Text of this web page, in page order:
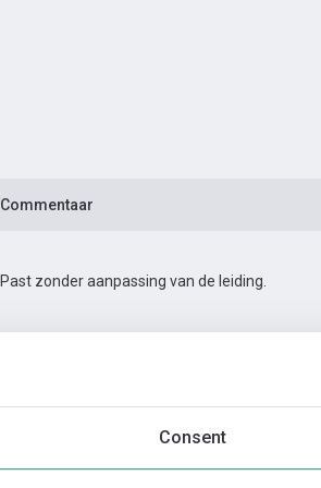
Consent
Commentaar
Past zonder aanpassing van de leiding.